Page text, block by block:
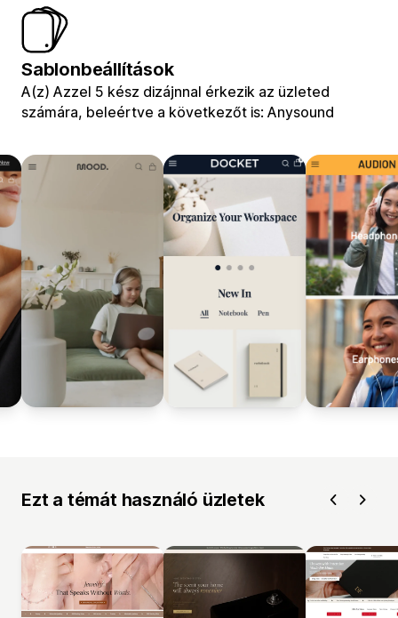
Sablonbeállítások
A(z) Azzel 5 kész dizájnnal érkezik az üzleted
számára, beleértve a következőt is: Anysound
Ezt a témát használó üzletek